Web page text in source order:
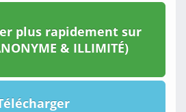
plus rapidement sur
& ILLIMITÉ)